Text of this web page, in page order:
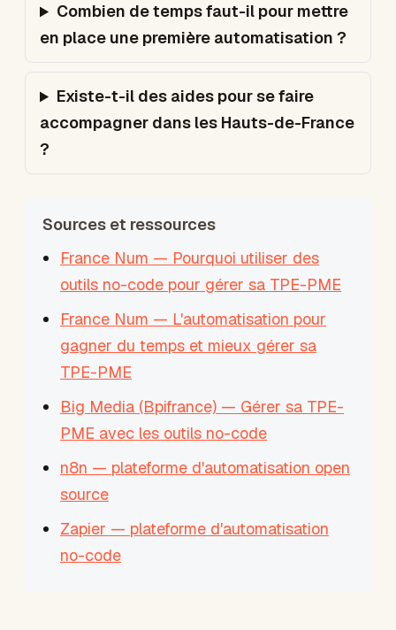
Combien de temps faut-il pour mettre
en place une première automatisation ?
Existe-t-il des aides pour se faire
accompagner dans les Hauts-de-France
?
Sources et ressources
France Num — Pourquoi utiliser des
outils no-code pour gérer sa TPE-PME
France Num — L'automatisation pour
gagner du temps et mieux gérer sa
TPE-PME
Big Media (Bpifrance) — Gérer sa TPE-
PME avec les outils no-code
n8n — plateforme d'automatisation open
source
Zapier — plateforme d'automatisation
no-code